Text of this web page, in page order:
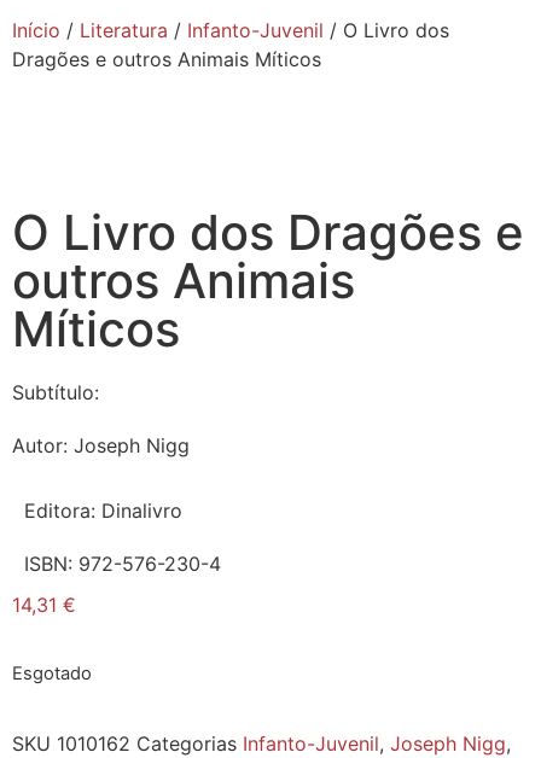
Início / Literatura / Infanto-Juvenil / O Livro dos
Dragões e outros Animais Míticos
O Livro dos Dragões e
outros Animais
Míticos
Subtítulo:
Autor: Joseph Nigg
Editora: Dinalivro
ISBN: 972-576-230-4
14,31 €
Esgotado
SKU 1010162 Categorias Infanto-Juvenil, Joseph Nigg,